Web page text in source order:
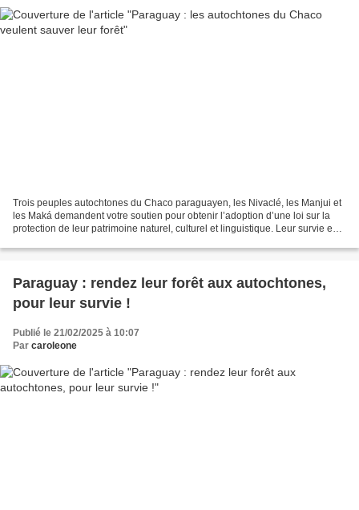
Trois peuples autochtones du Chaco paraguayen, les Nivaclé, les Manjui et
les Maká demandent votre soutien pour obtenir l’adoption d’une loi sur la
protection de leur patrimoine naturel, culturel et linguistique. Leur survie est
Paraguay : rendez leur forêt aux autochtones,
pour leur survie !
Publié le 21/02/2025 à 10:07
Par caroleone